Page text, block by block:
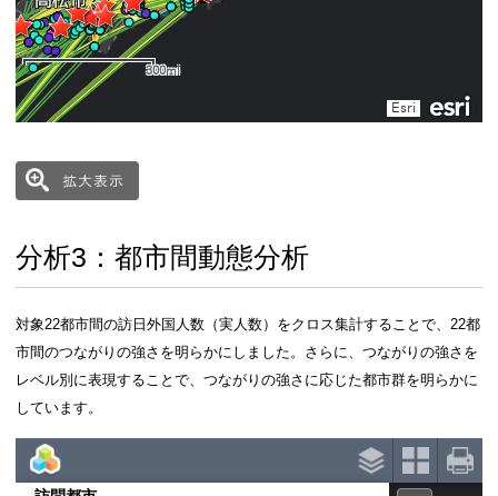
分析2：訪問都市分析
問客が、同一旅程中に訪問した他の都市（「訪問